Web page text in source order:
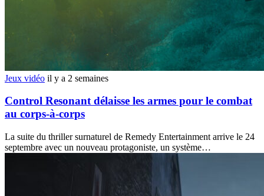
Jeux vidéo il y a 2 semaines
Control Resonant délaisse les armes pour le combat
au corps-à-corps
La suite du thriller surnaturel de Remedy Entertainment arrive le 24
septembre avec un nouveau protagoniste, un système…